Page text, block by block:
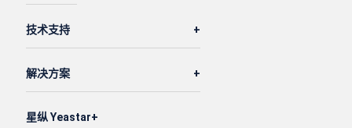
技术支持
解决方案
星纵 Yeastar